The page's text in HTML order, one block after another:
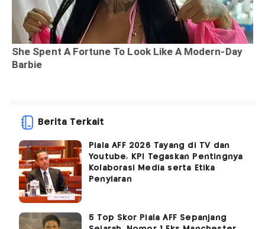
Berita Terkait
Piala AFF 2026 Tayang di TV dan
Youtube, KPI Tegaskan Pentingnya
Kolaborasi Media serta Etika
Penyiaran
5 Top Skor Piala AFF Sepanjang